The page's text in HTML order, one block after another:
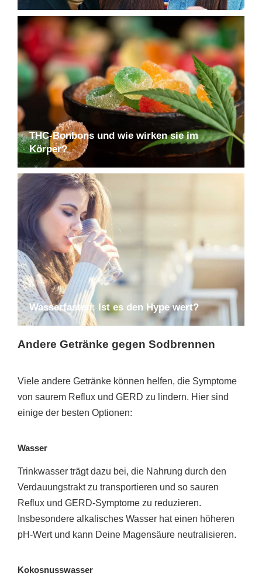
THC-Bonbons und wie wirken sie im
Körper?
Wasserfasten: Ist es den Hype wert?
Andere Getränke gegen Sodbrennen
Viele andere Getränke können helfen, die Symptome
von saurem Reflux und GERD zu lindern. Hier sind
einige der besten Optionen:
Wasser
Trinkwasser trägt dazu bei, die Nahrung durch den
Verdauungstrakt zu transportieren und so sauren
Reflux und GERD-Symptome zu reduzieren.
Insbesondere alkalisches Wasser hat einen höheren
pH-Wert und kann Deine Magensäure neutralisieren.
Kokosnusswasser